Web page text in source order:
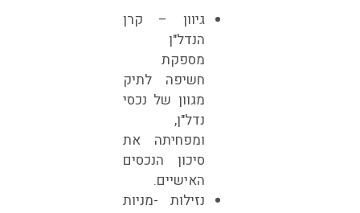
גיוון – קרן
הנדל"ן
מספקת
חשיפה לתיק
מגוון של נכסי
נדל"ן,
ומפחיתה את
סיכון הנכסים
האישיים.
נזילות -מניות